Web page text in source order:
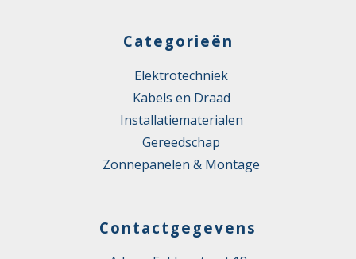
Categorieën
Elektrotechniek
Kabels en Draad
Installatiematerialen
Gereedschap
Zonnepanelen & Montage
Contactgegevens